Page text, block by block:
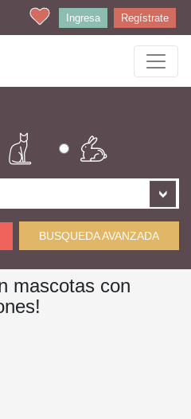
Ingresa Regístrate
BUSQUEDA AVANZADA
mascotas con